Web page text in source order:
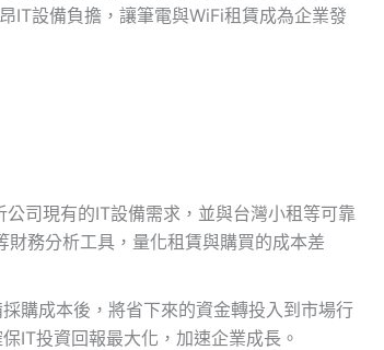
IT設備負擔，讓筆電與WiFi租賃成為企業發
公司現有的IT設備需求，並與台灣小租等可靠
務分析工具，量化租賃與購買的成本差
購成本後，將省下來的資金轉投入到市場行
IT投資回報最大化，加速企業成長。